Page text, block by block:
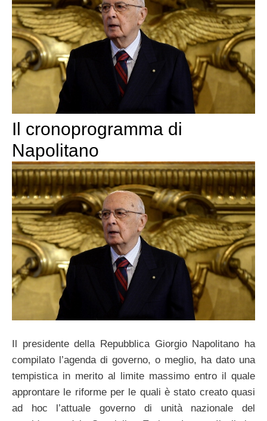
Il cronoprogramma di
Napolitano
Il presidente della Repubblica Giorgio Napolitano ha
compilato l’agenda di governo, o meglio, ha dato una
tempistica in merito al limite massimo entro il quale
approntare le riforme per le quali è stato creato quasi
ad hoc l’attuale governo di unità nazionale del